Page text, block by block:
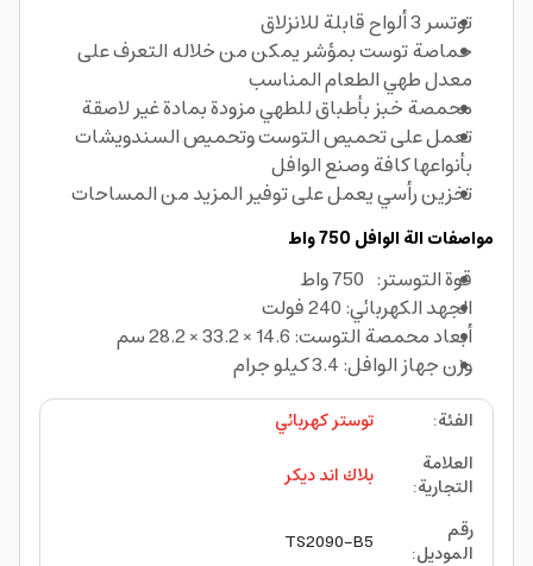
توتسر 3 ألواح قابلة للانزلاق
حماصة توست بمؤشر يمكن من خلاله التعرف على
معدل طهي الطعام المناسب
محمصة خبز بأطباق للطهي مزودة بمادة غير لاصقة
تعمل على تحميص التوست وتحميص السندويشات
بأنواعها كافة وصنع الوافل
تخزين رأسي يعمل على توفير المزيد من المساحات
مواصفات الة الوافل 750 واط
قوة التوستر: 750 واط
الجهد الكهربائي: 240 فولت
أبعاد محمصة التوست: 14.6 × 33.2 × 28.2 سم
وزن جهاز الوافل: 3.4 كيلو جرام
الفئة:
توستر كهربائي
العلامة
التجارية:
بلاك اند ديكر
رقم
الموديل:
TS2090-B5